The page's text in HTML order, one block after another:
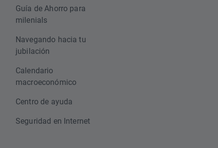
Guía de Ahorro para
milenials
Navegando hacia tu
jubilación
Calendario
macroeconómico
Centro de ayuda
Seguridad en Internet